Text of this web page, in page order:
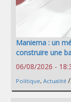
Maniema : un
construire une
06/08/2026 -
Politique, Actualité /